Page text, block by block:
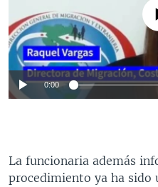
No media
0:00
La funcionaria además
procedimiento ya ha